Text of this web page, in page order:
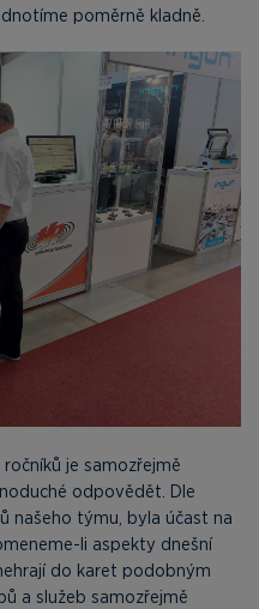
poměrně kladně.
je samozřejmě
odpovědět. Dle
našeho týmu, byla účast na
li aspekty dnešní
do karet podobným
a služeb samozřejmě